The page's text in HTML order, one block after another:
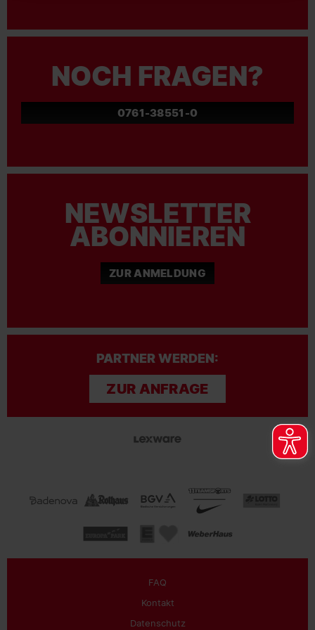
NOCH FRAGEN?
0761-38551-0
NEWSLETTER
ABONNIEREN
ZUR ANMELDUNG
PARTNER WERDEN:
ZUR ANFRAGE
FAQ
Kontakt
Datenschutz